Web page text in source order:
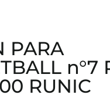
PARA
n°7
RUNIC